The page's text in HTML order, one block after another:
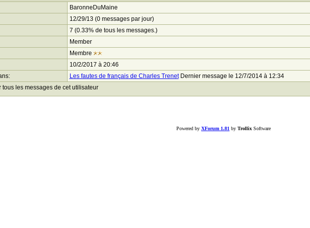
BaronneDuMaine
12/29/13 (0 messages par jour)
7 (0.33% de tous les messages.)
Member
Membre
10/2/2017 à 20:46
Les fautes de français de Charles TrenetDernier message le 12/7/2014 à 12:34
tous les messages de cet utilisateur
Powered by XForum 1.81 by Trollix Software